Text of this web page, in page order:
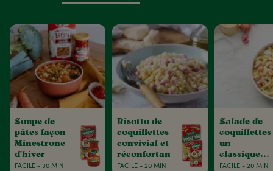
Soupe de
pâtes façon
Minestrone
d’hiver
FACILE - 30 MIN
Risotto de
coquillettes
convivial et
réconfortant
FACILE - 20 MIN
Salade de
coquillettes
un
classique
estival
FACILE - 20 MIN